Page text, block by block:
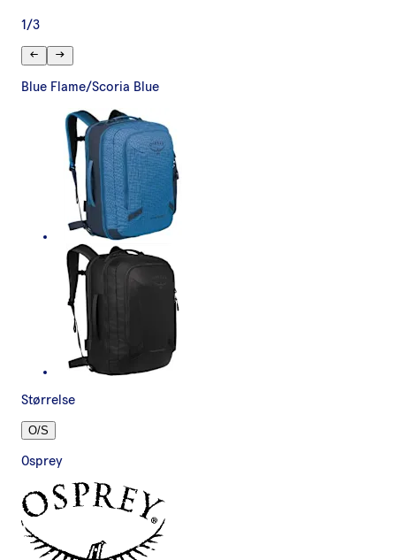
1 /3
Blue Flame/Scoria Blue
Størrelse
O/S
Osprey